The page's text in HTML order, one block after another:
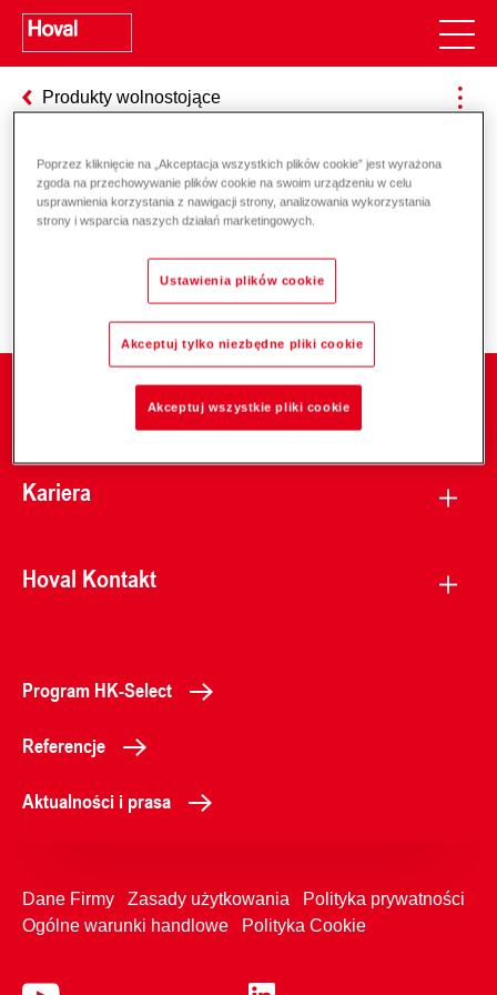
Produkty wolnostojące
Odpowiedzialność za energię i
Kariera
Hoval Kontakt
Program HK-Select
Referencje
Aktualności i prasa
Dane Firmy Zasady użytkowania
Polityka prywatności
Ogólne warunki handlowe
Polityka Cookie
Poprzez kliknięcie na „Akceptacja wszystkich plików cookie” jest wyrażona
zgoda na przechowywanie plików cookie na swoim urządzeniu w celu
usprawnienia korzystania z nawigacji strony, analizowania wykorzystania
strony i wsparcia naszych działań marketingowych.
Ustawienia plików cookie
Akceptuj tylko niezbędne pliki cookie
Akceptuj wszystkie pliki cookie